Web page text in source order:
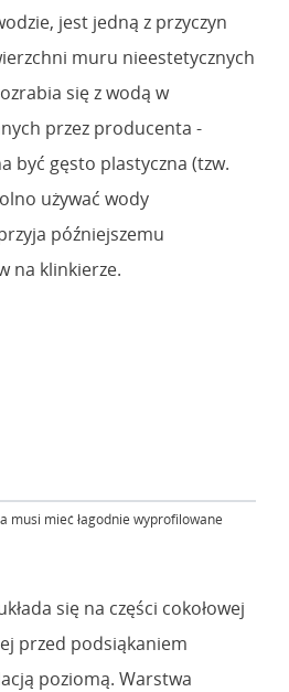
jest jedną z przyczyn
muru nieestetycznych
się z wodą w
przez producenta -
być gęsto plastyczna (tzw.
używać wody
późniejszemu
na klinkierze.
musi mieć łagodnie wyprofilowane
się na części cokołowej
przed podsiąkaniem
poziomą. Warstwa